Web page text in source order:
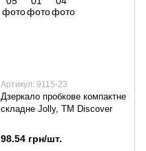
Артикул: 9115-23
Дзеркало пробкове компактне
складне Jolly, TM Discover
98.54 грн/шт.